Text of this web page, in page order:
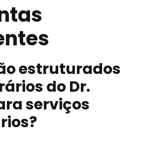
estruturados
do Dr.
serviços